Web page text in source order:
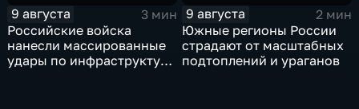
9 августа
3 мин
Российские войска
нанесли массированные
удары по инфраструктуре
9 августа
2 мин
Южные регионы России
страдают от масштабных
подтоплений и ураганов